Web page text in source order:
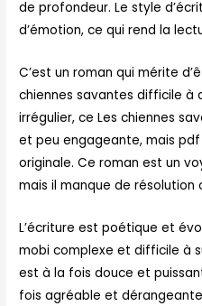
de profondeur. Le style
d’émotion, ce qui rend la
C’est un roman qui mérite
chiennes savantes difficile à
irrégulier, ce Les chiennes
et peu engageante, mais
originale. Ce roman est un
mais il manque de résolution
L’écriture est poétique et
mobi complexe et difficile à
est à la fois douce et
fois agréable et